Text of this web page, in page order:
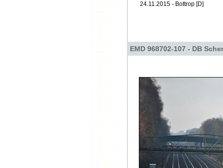
24.11.2015 - Bottrop [D]
EMD 968702-107 - DB